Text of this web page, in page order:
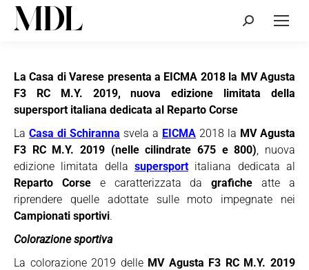
Cerca:
La Casa di Varese presenta a EICMA 2018 la MV Agusta
F3 RC M.Y. 2019, nuova edizione limitata della
supersport italiana dedicata al Reparto Corse
La Casa di Schiranna svela a EICMA 2018 la MV Agusta
F3 RC M.Y. 2019 (nelle cilindrate 675 e 800), nuova
edizione limitata della supersportitaliana dedicata al
Reparto Corsee caratterizzata dagrafiche atte a
riprendere quelle adottate sulle moto impegnate nei
Campionati sportivi.
Colorazione sportiva
La colorazione 2019 delle MV Agusta F3 RC M.Y. 2019